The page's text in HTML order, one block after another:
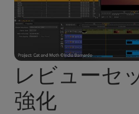
レビューセ
強化